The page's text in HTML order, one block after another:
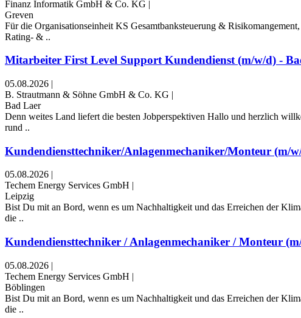
Finanz Informatik GmbH & Co. KG |
Greven
Für die Organisationseinheit KS Gesamtbanksteuerung &
Rating- & ..
Mitarbeiter First Level Support Kundendienst (m/w/d) -
05.08.2026 |
B. Strautmann & Söhne GmbH & Co. KG |
Bad Laer
Denn weites Land liefert die besten Jobperspektiven Hallo und herzlich
rund ..
Kundendiensttechniker/Anlagenmechaniker/Monteur (m/
05.08.2026
Techem Energy Services GmbH
Leipzig
Bist Du mit an Bord, wenn es um Nachhaltigkeit und das Erreichen der
die ..
Kundendiensttechniker / Anlagenmechaniker / Monteur
05.08.2026 |
Techem Energy Services GmbH |
Böblingen
Bist Du mit an Bord, wenn es um Nachhaltigkeit und das Erreichen der
die ..